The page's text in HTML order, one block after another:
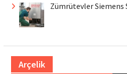
Zümrütevler Siemens
Arçelik